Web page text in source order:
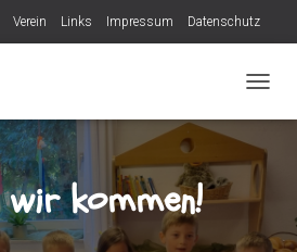
Verein Links Impressum Datenschutz
A
I
A
I
wir kommen!